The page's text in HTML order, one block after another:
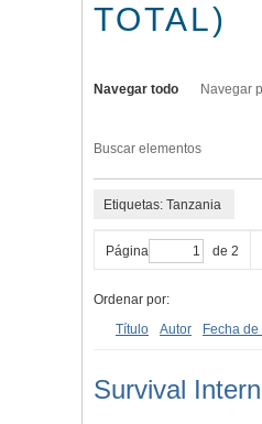
TOTAL)
Navegar todo Navegar
Buscar elementos
Etiquetas: Tanzania
Página de 2
Ordenar por:
Título
Autor Fecha
Survival